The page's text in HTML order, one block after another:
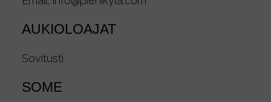
AUKIOLOAJAT
Sovitusti
SOME